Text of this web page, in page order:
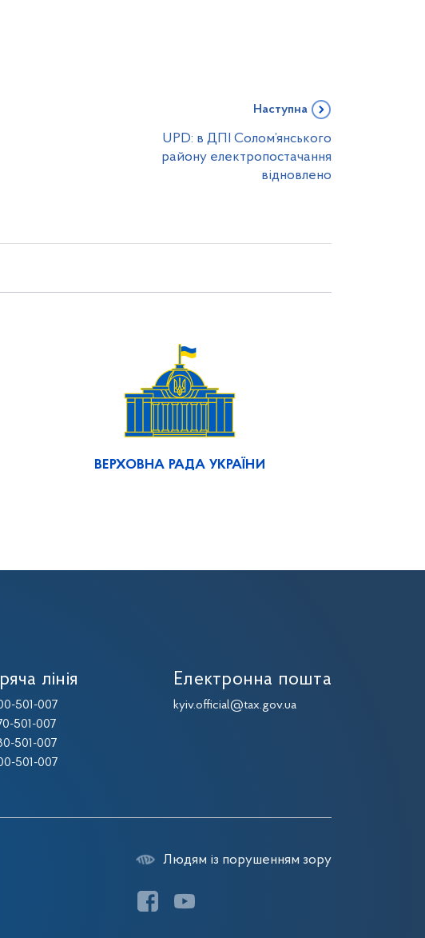
Наступна
UPD: в ДПІ Солом’янського
району електропостачання
відновлено
ВЕРХОВНА РАДА УКРАЇНИ
лінія
501-007
501-007
501-007
501-007
Електронна пошта
kyiv.official@tax.gov.ua
Людям із порушенням зору